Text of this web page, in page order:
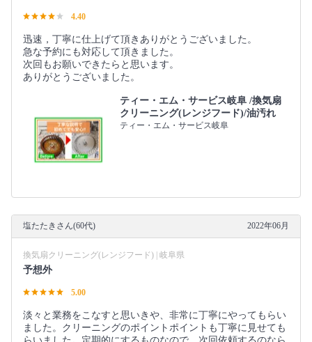
4.40
迅速，丁寧に仕上げて頂きありがとうございました。
急な予約にも対応して頂きました。
次回もお願いできたらと思います。
ありがとうございました。
ティー・エム・サービス岐阜 /換気扇
クリーニング(レンジフード)/油汚れ
ティー・エム・サービス岐阜
塩たたきさん(60代) 2022年06月
換気扇クリーニング(レンジフード) | 岐阜県
予想外
5.00
淡々と業務をこなすと思いきや、非常に丁寧にやってもらい
ました。クリーニングのポイントポイントも丁寧に見せても